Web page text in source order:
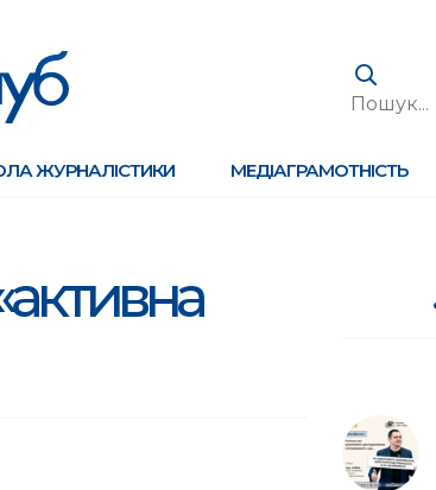
ЖУРНАЛІСТИКИ МЕДІАГРАМОТНІСТЬ